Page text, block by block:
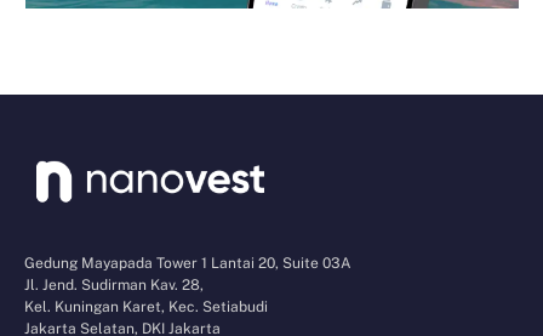
Gedung Mayapada Tower 1 Lantai 20, Suite 03A
Jl. Jend. Sudirman Kav. 28,
Kel. Kuningan Karet, Kec. Setiabudi
Jakarta Selatan, DKI Jakarta